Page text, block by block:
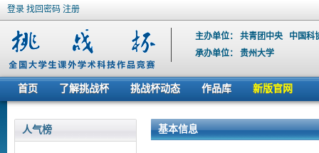
登录 找回密码 注册
主办单位：共青团中央
中国科
承办单位：贵州大学
首页 了解挑战杯 挑战杯动态 作品库 新版官网
人气榜 基本信息